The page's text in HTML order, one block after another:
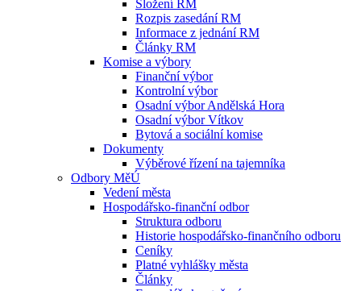
Složení RM
Rozpis zasedání RM
Informace z jednání RM
Články RM
Komise a výbory
Finanční výbor
Kontrolní výbor
Osadní výbor Andělská Hora
Osadní výbor Vítkov
Bytová a sociální komise
Dokumenty
Výběrové řízení na tajemníka
Odbory MěÚ
Vedení města
Hospodářsko-finanční odbor
Struktura odboru
Historie hospodářsko-finančního odboru
Ceníky
Platné vyhlášky města
Články